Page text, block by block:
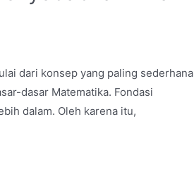
dari konsep yang paling sederhana
dasar Matematika. Fondasi
dalam. Oleh karena itu,